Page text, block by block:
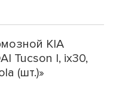
KIA
Tucson I, ix30,
(шт.)»